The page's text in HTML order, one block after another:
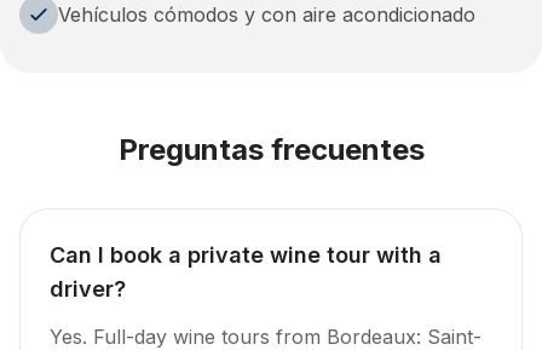
Vehículos cómodos y con aire acondicionado
Preguntas frecuentes
Can I book a private wine tour with a
driver?
Yes. Full-day wine tours from Bordeaux: Saint-